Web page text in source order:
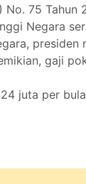
No. 75
Negara
gaji
juta per